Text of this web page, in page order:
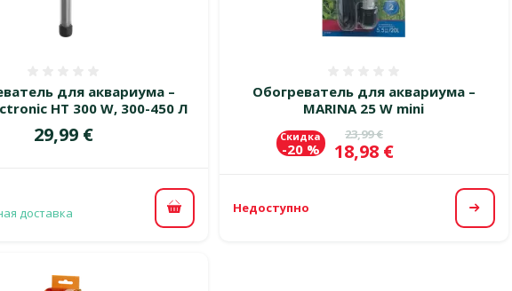
для аквариума –
HT 300 W, 300-450 Л
Цена
29,99 €
доставка
В корзину
Обогреватель для аквариума –
MARINA 25 W mini
Исходная цена
23,99 €
Цена
18,98 €
Скидка
-20 %
Недоступно